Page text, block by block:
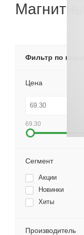
Фильтр по
Цена
69.30
Сегмент
Акции
Новинки
Хиты
Производитель